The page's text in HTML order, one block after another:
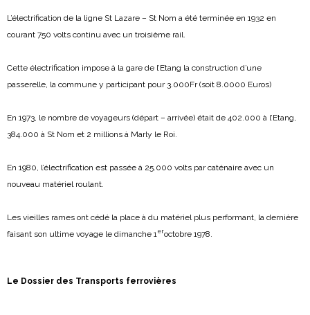
L’électrification de la ligne St Lazare – St Nom a été terminée en 1932 en
courant 750 volts continu avec un troisième rail.
Cette électrification impose à la gare de l’Etang la construction d’une
passerelle, la commune y participant pour 3.000Fr (soit 8.0000 Euros)
En 1973, le nombre de voyageurs (départ – arrivée) était de 402.000 à l’Etang,
384.000 à St Nom et 2 millions à Marly le Roi.
En 1980, l’électrification est passée à 25.000 volts par caténaire avec un
nouveau matériel roulant.
Les vieilles rames ont cédé la place à du matériel plus performant, la dernière
faisant son ultime voyage le dimanche 1eroctobre 1978.
Le Dossier des Transports ferrovières